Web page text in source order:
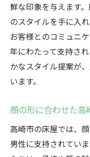
鮮な印象を与えます
のスタイルを手に入
お客様とのコミュニ
年にわたって支持さ
かなスタイル提案が
います。
顔の形に合わせた
高崎市の床屋では、
男性に支持されてい